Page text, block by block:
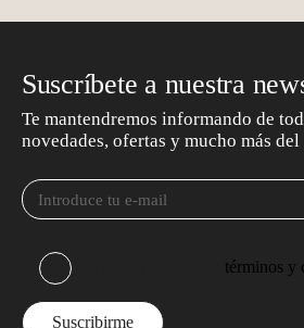
Suscríbete a nuestra
Te mantendremos informando de
novedades, ofertas y mucho más
términos y